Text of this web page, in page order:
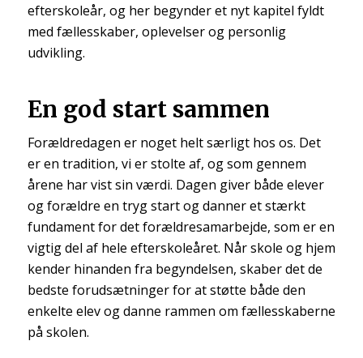
efterskoleår, og her begynder et nyt kapitel fyldt
med fællesskaber, oplevelser og personlig
udvikling.
En god start sammen
Forældredagen er noget helt særligt hos os. Det
er en tradition, vi er stolte af, og som gennem
årene har vist sin værdi. Dagen giver både elever
og forældre en tryg start og danner et stærkt
fundament for det forældresamarbejde, som er en
vigtig del af hele efterskoleåret. Når skole og hjem
kender hinanden fra begyndelsen, skaber det de
bedste forudsætninger for at støtte både den
enkelte elev og danne rammen om fællesskaberne
på skolen.